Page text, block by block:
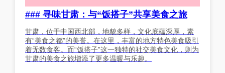
### 寻味甘肃：与“饭搭子”共享美食之旅
甘肃，位于中国西北部，地貌多样，文化底蕴深厚，素
有“美食之都”的美誉。在这里，丰富的地方特色美食吸引
着无数食客。而“饭搭子”这一独特的社交美食文化，则为
甘肃的美食之旅增添了更多温暖与乐趣。